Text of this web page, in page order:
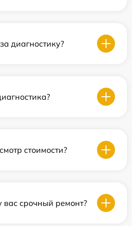
диагностику?
стоимости?
вас срочный ремонт?